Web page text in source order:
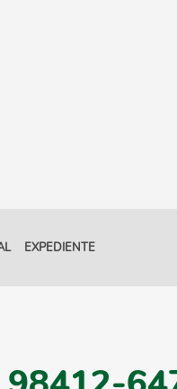
EXPEDIENTE